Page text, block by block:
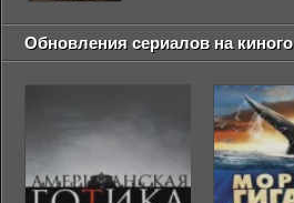
Обновления сериалов на киного